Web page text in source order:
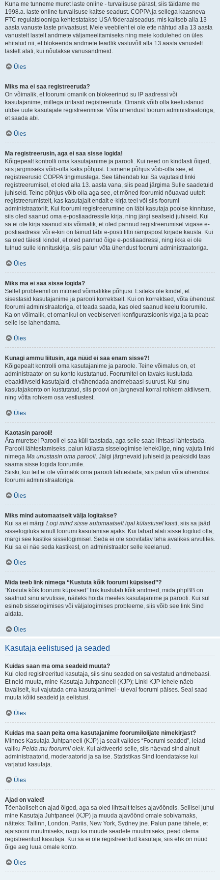
Kuna me tunneme muret laste online - turvalisuse pärast, siis täidame me
1998.a. laste online turvalisuse kaitse seadust. COPPA ja sellega kaasneva
FTC regulatsiooniga kehtestatakse USA föderaalseadus, mis kaitseb alla 13
aasta vanuste laste privaatsust. Meie veebileht ei ole ette nähtud alla 13 aasta
vanustelt lastelt andmete väljameelitamiseks ning meie kodulehed on üles
ehitatud nii, et blokeerida andmete teadlik vastuvõtt alla 13 aasta vanustelt
lastelt alati, kui nõutakse vanusandmeid.
Üles
Miks ma ei saa registreeruda?
On võimalik, et foorumi omanik on blokeerinud su IP aadressi või
kasutajanime, millega üritasid registreeruda. Omanik võib olla keelustanud
üldse uute kasutajate registreerimise. Võta ühendust foorum administraatoriga,
et saada abi.
Üles
Ma registreerusin, aga ei saa sisse logida!
Kõigepealt kontrolli oma kasutajanime ja parooli. Kui need on kindlasti õiged,
siis järgmiseks võib-olla kaks põhjust. Esimene põhjus võib-olla see, et
registreerusid COPPA tingimustega. See tähendab kui Sa vajutasid linki
registreerumisel, et oled alla 13. aasta vana, siis pead järgima Sulle saadetuid
juhiseid. Teine põhjus võib olla aga see, et mõned foorumid nõuavad uutelt
registreerumistelt, kas kasutajalt endalt e-kirja teel või siis foorumi
administraatorilt. Kui foorumi registreerumine on läbi kasutaja poolse kinnituse,
siis oled saanud oma e-postiaadressile kirja, ning järgi sealseid juhiseid. Kui
sa ei ole kirja saanud siis võimalik, et oled pannud registreerumisel vigase e-
postiaadressi või e-kiri on läinud läbi e-posti filtri rämpspost kirjade kausta. Kui
sa oled täiesti kindel, et oled pannud õige e-postiaadressi, ning ikka ei ole
tulnud sulle kinnituskirja, siis palun võta ühendust foorumi administraatoriga.
Üles
Miks ma ei saa sisse logida?
Sellel probleemil on mitmeid võimalikke põhjusi. Esiteks ole kindel, et
sisestasid kasutajanime ja parooli korrektselt. Kui on korrektsed, võta ühendust
foorumi administraatoriga, et teada saada, kas oled saanud keelu foorumile.
Ka on võimalik, et omanikul on veebiserveri konfiguratsioonis viga ja ta peab
selle ise lahendama.
Üles
Kunagi ammu liitusin, aga nüüd ei saa enam sisse?!
Kõigepealt kontrolli oma kasutajanime ja paroole. Teine võimalus on, et
administraator on su konto kustutanud. Foorumitel on tavaks kustutada
ebaaktiivseid kasutajaid, et vähendada andmebaasi suurust. Kui sinu
kasutajakonto on kustutatud, siis proovi on järgneval korral rohkem aktiivsem,
ning võtta rohkem osa vestlustest.
Üles
Kaotasin parooli!
Ära muretse! Parooli ei saa küll taastada, aga selle saab lihtsasi lähtestada.
Parooli lähtestamiseks, palun külasta sisselogimise lehekülge, ning vajuta linki
nimega Ma unustasin oma parooli. Jälgi järgnevaid juhiseid ja peaksidki taas
saama sisse logida foorumile.
Siiski, kui teil ei ole võimalik oma parooli lähtestada, siis palun võta ühendust
foorumi administraatoriga.
Üles
Miks mind automaatselt välja logitakse?
Kui sa ei märgi Logi mind sisse automaatselt igal külastusel kasti, siis sa jääd
sisselogituks ainult foorumi kasutamise ajaks. Kui tahad alati sisse logitud olla,
märgi see kastike sisselogimisel. Seda ei ole soovitatav teha avalikes arvutites.
Kui sa ei näe seda kastikest, on administraator selle keelanud.
Üles
Mida teeb link nimega “Kustuta kõik foorumi küpsised”?
“Kustuta kõik foorumi küpsised” link kustutab kõik andmed, mida phpBB on
saatnud sinu arvutisse, näiteks hoida meeles kasutajanime ja parooli. Kui sul
esineb sisselogimises või väljalogimises probleeme, siis võib see link Sind
aidata.
Üles
Kasutaja eelistused ja seaded
Kuidas saan ma oma seadeid muuta?
Kui oled registreeritud kasutaja, siis sinu seaded on salvestatud andmebaasi.
Et neid muuta, mine Kasutaja Juhtpaneeli (KJP); Linki KJP lehele näeb
tavaliselt, kui vajutada oma kasutajanimel - üleval foorumi päises. Seal saad
muuta kõiki seadeid ja eelistusi.
Üles
Kuidas ma saan peita oma kasutajanime foorumilolijate nimekirjast?
Minnes Kasutaja Juhtpaneeli (KJP) ja sealt valides “Foorumi seaded”, leiad
valiku Peida mu foorumil olek. Kui aktiveerid selle, siis näevad sind ainult
administraatorid, moderaatorid ja sa ise. Statistikas Sind loendatakse kui
varjatud kasutaja.
Üles
Ajad on valed!
Tõenäoliselt on ajad õiged, aga sa oled lihtsalt teises ajavööndis. Sellisel juhul
mine Kasutaja Juhtpaneel (KJP) ja muuda ajavöönd omale sobivamaks,
näiteks: Tallinn, London, Pariis, New York, Sydney jne. Palun pane tähele, et
ajatsooni muutmiseks, nagu ka muude seadete muutmiseks, pead olema
registreeritud kasutaja. Kui sa ei ole registreeritud kasutaja, siis ehk on nüüd
õige aeg luua omale konto.
Üles